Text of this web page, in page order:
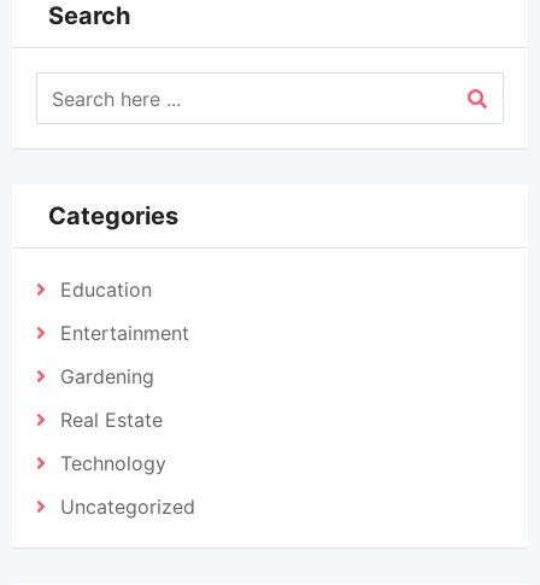
Search
Categories
Education
Entertainment
Gardening
Real Estate
Technology
Uncategorized